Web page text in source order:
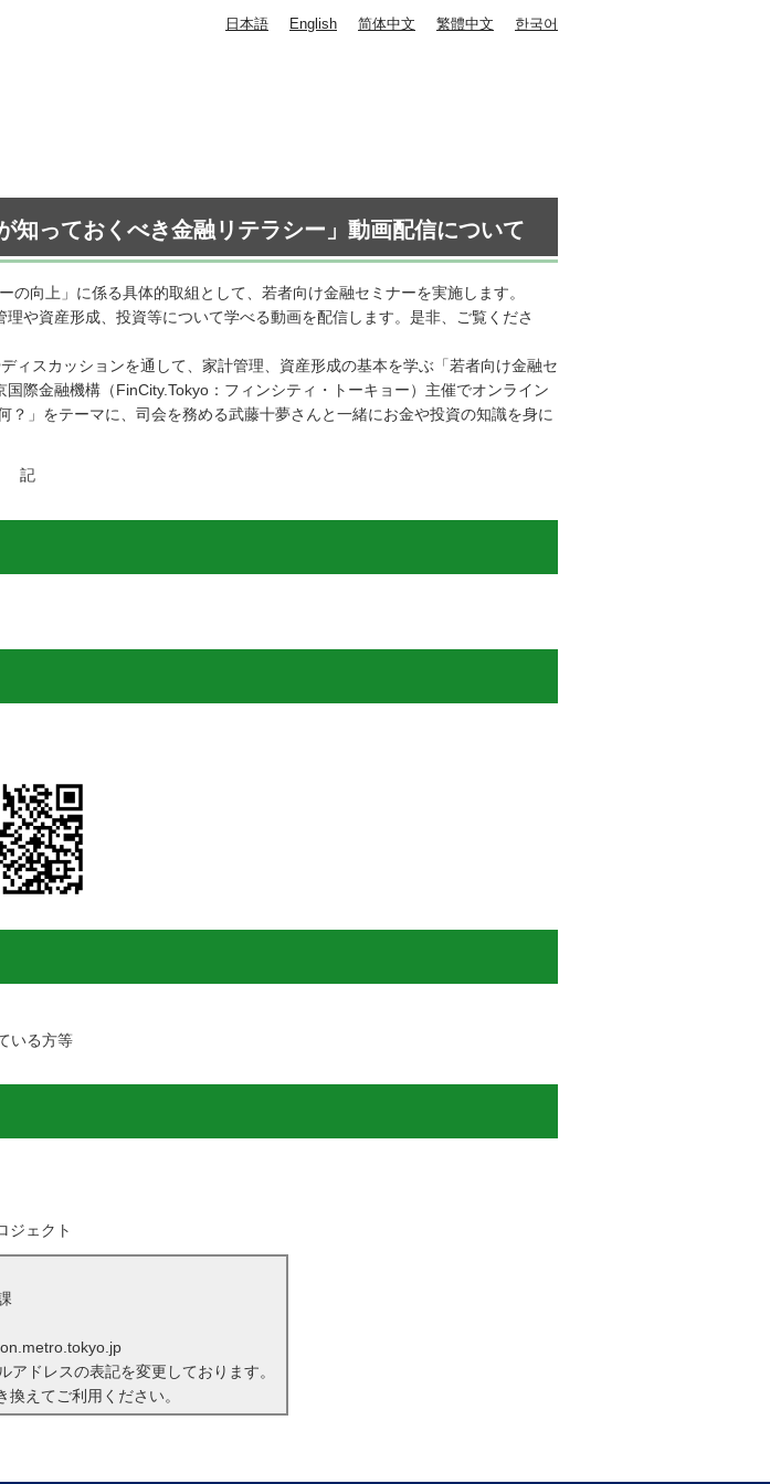
日本語 English 简体中文 繁體中文 한국어
っておくべき金融リテラシー」動画配信について
向上」に係る具体的取組として、若者向け金融セミナーを実施します。
や資産形成、投資等について学べる動画を配信します。是非、ご覧くださ
ィスカッションを通して、家計管理、資産形成の基本を学ぶ「若者向け金融セ
際金融機構（FinCity.Tokyo：フィンシティ・トーキョー）主催でオンライン
」をテーマに、司会を務める武藤十夢さんと一緒にお金や投資の知識を身に
記
いる方等
ジェクト
ドレスの表記を変更しております。
えてご利用ください。